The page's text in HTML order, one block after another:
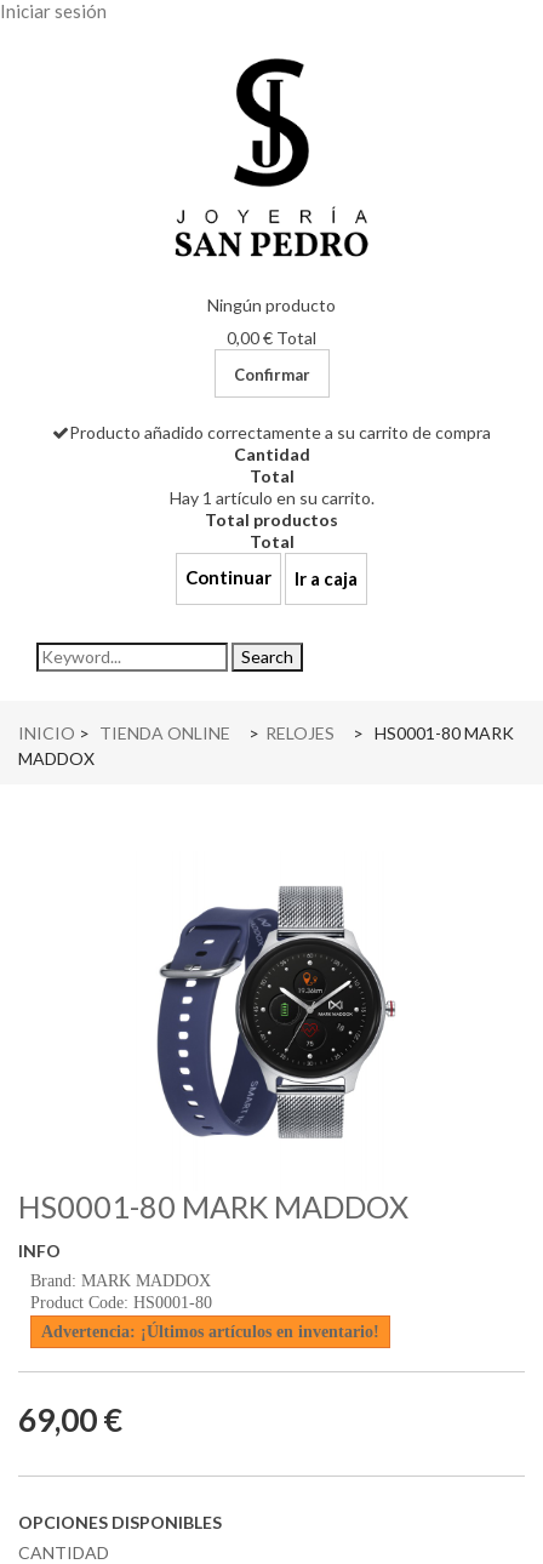
Iniciar sesión
Ningún producto
0,00 € Total
Confirmar
Producto añadido correctamente a su carrito de compra
Cantidad
Total
Hay 1 artículo en su carrito.
Total productos
Total
Continuar Ir a caja
Search
INICIO > TIENDA ONLINE > RELOJES > HS0001-80 MARK
MADDOX
HS0001-80 MARK MADDOX
INFO
Brand: MARK MADDOX
Product Code: HS0001-80
Advertencia: ¡Últimos artículos en inventario!
69,00 €
OPCIONES DISPONIBLES
CANTIDAD